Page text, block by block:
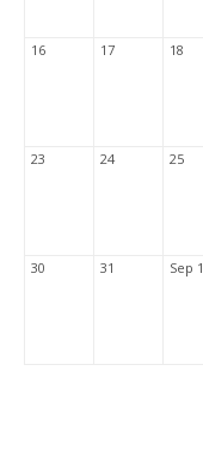
16 17 18
23 24 25
30 31 Sep 1